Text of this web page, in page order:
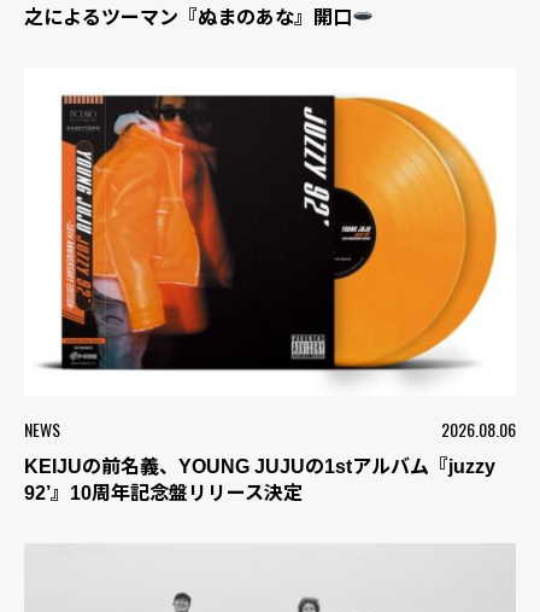
之によるツーマン『ぬまのあな』開口
NEWS 2026.08.06
KEIJUの前名義、YOUNG JUJUの1stアルバム『juzzy
92’』10周年記念盤リリース決定